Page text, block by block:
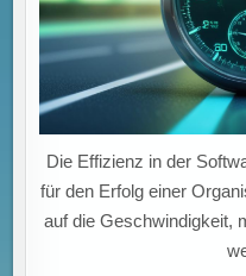
Die Effizienz in der
für den Erfolg einer
auf die Geschwindigkeit,